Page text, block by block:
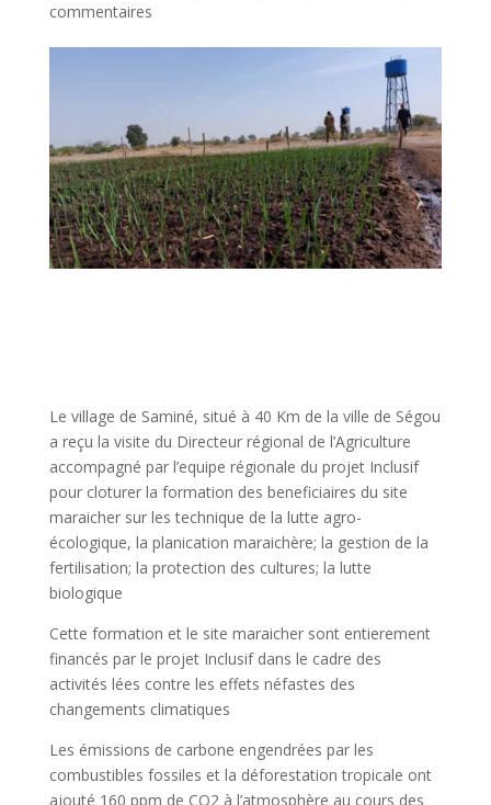
commentaires
Le village de Saminé, situé à 40 Km de la ville de Ségou
a reçu la visite du Directeur régional de l’Agriculture
accompagné par l’equipe régionale du projet Inclusif
pour cloturer la formation des beneficiaires du site
maraicher sur les technique de la lutte agro-
écologique, la planication maraichère; la gestion de la
fertilisation; la protection des cultures; la lutte
biologique
Cette formation et le site maraicher sont entierement
financés par le projet Inclusif dans le cadre des
activités lées contre les effets néfastes des
changements climatiques
Les émissions de carbone engendrées par les
combustibles fossiles et la déforestation tropicale ont
ajouté 160 ppm de CO2 à l’atmosphère au cours des